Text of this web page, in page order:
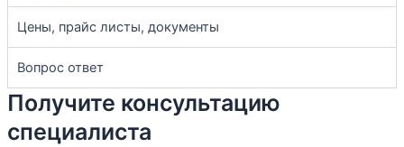
Цены, прайс листы, документы
Вопрос ответ
Получите консультацию
специалиста